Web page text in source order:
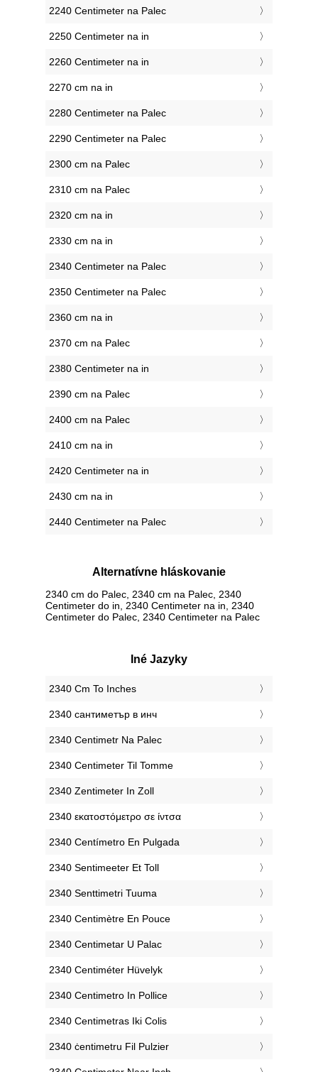
2240 Centimeter na Palec
2250 Centimeter na in
2260 Centimeter na in
2270 cm na in
2280 Centimeter na Palec
2290 Centimeter na Palec
2300 cm na Palec
2310 cm na Palec
2320 cm na in
2330 cm na in
2340 Centimeter na Palec
2350 Centimeter na Palec
2360 cm na in
2370 cm na Palec
2380 Centimeter na in
2390 cm na Palec
2400 cm na Palec
2410 cm na in
2420 Centimeter na in
2430 cm na in
2440 Centimeter na Palec
Alternatívne hláskovanie
2340 cm do Palec, 2340 cm na Palec, 2340
Centimeter do in, 2340 Centimeter na in, 2340
Centimeter do Palec, 2340 Centimeter na Palec
Iné Jazyky
‎2340 Cm To Inches
‎2340 сантиметър в инч
‎2340 Centimetr Na Palec
‎2340 Centimeter Til Tomme
‎2340 Zentimeter In Zoll
‎2340 εκατοστόμετρο σε ίντσα
‎2340 Centímetro En Pulgada
‎2340 Sentimeeter Et Toll
‎2340 Senttimetri Tuuma
‎2340 Centimètre En Pouce
‎2340 Centimetar U Palac
‎2340 Centiméter Hüvelyk
‎2340 Centimetro In Pollice
‎2340 Centimetras Iki Colis
‎2340 ċentimetru Fil Pulzier